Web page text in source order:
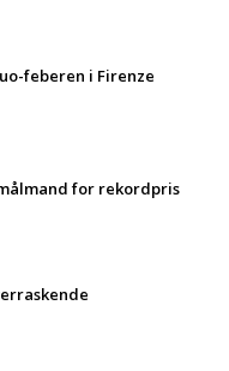
feberen i Firenze
for rekordpris